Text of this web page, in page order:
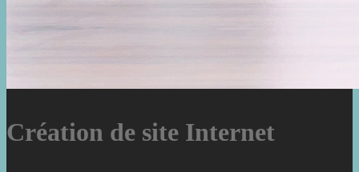
Création de site Internet